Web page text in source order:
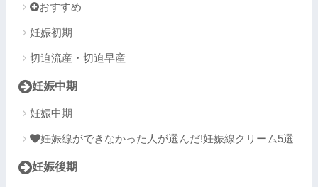
おすすめ
妊娠初期
切迫流産・切迫早産
妊娠中期
妊娠中期
妊娠線ができなかった人が選んだ!妊娠線クリーム5選
妊娠後期